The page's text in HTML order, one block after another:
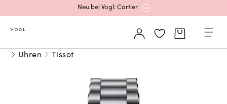
Neu bei Vogl: Cartier
Mehr erfahren: Ikonische Uhren von Cartier
Rolex Certified Pre-Owned entdecken
Uhren Tissot